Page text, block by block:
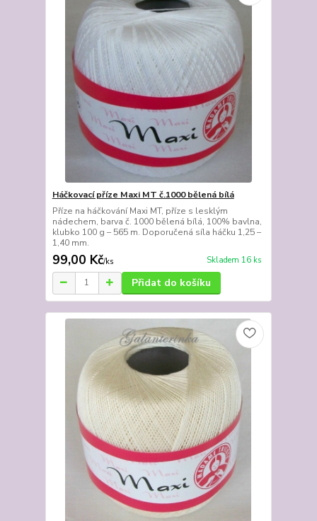
Háčkovací příze Maxi MT č.1000 bělená bílá
Příze na háčkování Maxi MT, příze s lesklým
nádechem, barva č. 1000 bělená bílá, 100% bavlna,
klubko 100 g – 565 m. Doporučená síla háčku 1,25 –
1,40 mm.
99,00 Kč/ks Skladem 16 ks
Přidat do košíku